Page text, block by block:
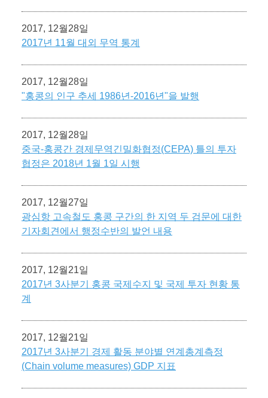
2017, 12월28일
2017년 11월 대외 무역 통계
2017, 12월28일
"홍콩의 인구 추세 1986년-2016년"을 발행
2017, 12월28일
중국-홍콩간 경제무역긴밀화협정(CEPA) 틀의 투자
협정은 2018년 1월 1일 시행
2017, 12월27일
광심항 고속철도 홍콩 구간의 한 지역 두 검문에 대한
기자회견에서 행정수반의 발언 내용
2017, 12월21일
2017년 3사분기 홍콩 국제수지 및 국제 투자 현황 통
계
2017, 12월21일
2017년 3사분기 경제 활동 분야별 연계총계측정
(Chain volume measures) GDP 지표